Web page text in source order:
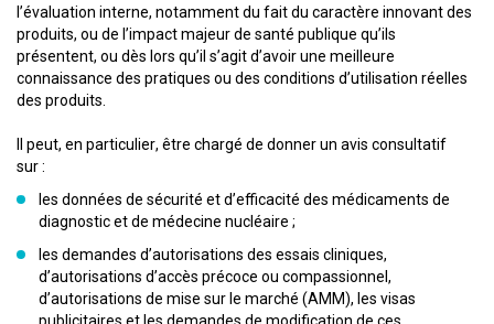
l’évaluation interne, notamment du fait du caractère innovant des
produits, ou de l’impact majeur de santé publique qu’ils
présentent, ou dès lors qu’il s’agit d’avoir une meilleure
connaissance des pratiques ou des conditions d’utilisation réelles
des produits.
Il peut, en particulier, être chargé de donner un avis consultatif
sur :
les données de sécurité et d’efficacité des médicaments de
diagnostic et de médecine nucléaire ;
les demandes d’autorisations des essais cliniques,
d’autorisations d’accès précoce ou compassionnel,
d’autorisations de mise sur le marché (AMM), les visas